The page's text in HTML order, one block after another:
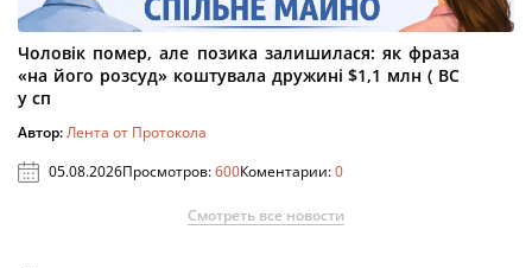
Чоловік помер, але позика залишилася: як фраза
«на його розсуд» коштувала дружині $1,1 млн ( ВС
у сп
Автор:Лента от Протокола
05.08.2026Просмотров:600Коментарии:0
Смотреть все новости